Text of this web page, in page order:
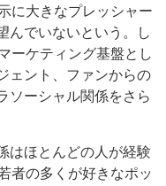
に大きなプレッシャー
んでいないという。し
ーケティング基盤とし
ェント、ファンからの
ソーシャル関係をさら
はほとんどの人が経験
者の多くが好きなポッ